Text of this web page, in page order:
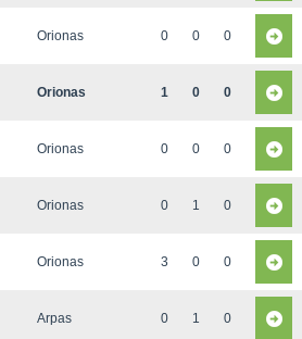
Orionas 0 0 0
Orionas 1 0 0
Orionas 0 0 0
Orionas 0 1 0
Orionas 3 0 0
Arpas 0 1 0